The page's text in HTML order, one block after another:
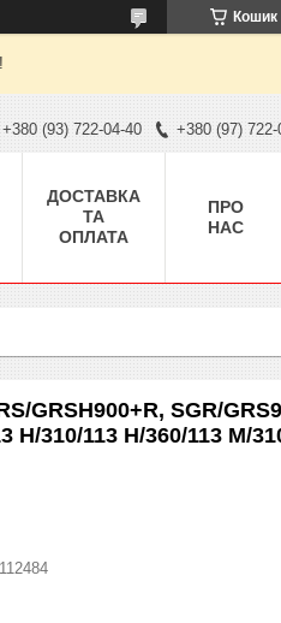
Кошик
+380 (93) 722-04-40 +380 (97) 722-
ДОСТАВКА
ТА
ОПЛАТА
ПРО
НАС
GRSH900+R, SGR/
H/310/113 H/360/113 M/